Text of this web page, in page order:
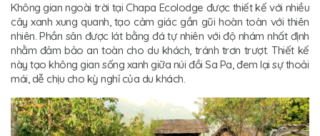
Không gian ngoài trời tại Chapa Ecolodge được thiết kế với nhiều
cây xanh xung quanh, tạo cảm giác gần gũi hoàn toàn với thiên
nhiên. Phần sân được lát bằng đá tự nhiên với độ nhám nhất định
nhằm đảm bảo an toàn cho du khách, tránh trơn trượt. Thiết kế
này tạo không gian sống xanh giữa núi đồi Sa Pa, đem lại sự thoải
mái, dễ chịu cho kỳ nghỉ của du khách.